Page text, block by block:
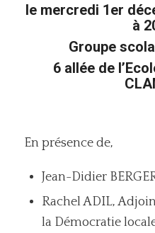
le mercredi 1er
à
Groupe
6 allée de
En présence de,
Jean-Didier
Rachel ADIL,
la Démocratie